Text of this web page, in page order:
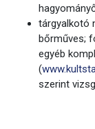
tárgyalkotó
bőrműves;
egyéb
(
szerint